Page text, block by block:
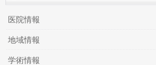
医院情報
地域情報
学術情報